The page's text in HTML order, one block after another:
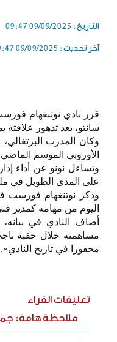
التاريخ : 09/09/2025 09:47
آخر تحديث : 09/09/2025 09:47
قرر نادي نوتنغهام
سانتو، بعد تدهور علاقته
الأوروبي الموسم
وتساءل نونو عن أداء
على المدى الطويل في
وذكر نوتنغهام فورست
اليوم من مهامه كمدير
أضاف النادي في بيانه،
محفورا في تاريخ النادي».
تعليقات القراء
ملاحظة هامة: